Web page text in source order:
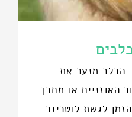
הכלב מנער את
האוזניים או מחכך
לגשת לוטרינר